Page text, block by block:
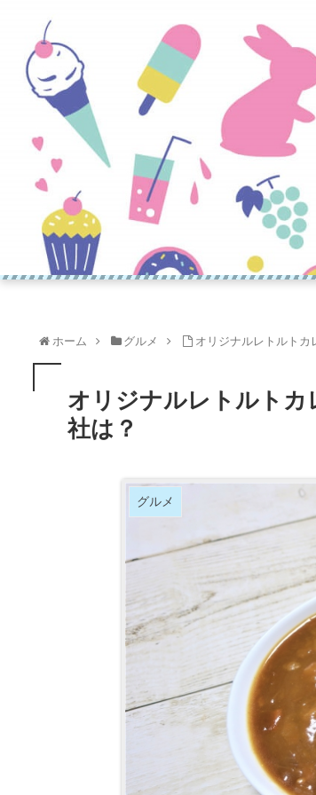
ホーム グルメ オリジナルレトルトカ
オリジナルレトルトカ
社は？
グルメ